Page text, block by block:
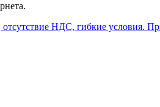
НДС, гибкие условия.